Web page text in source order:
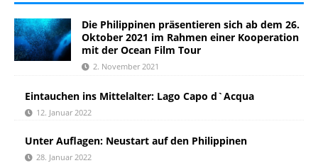
Die Philippinen präsentieren sich ab dem 26.
Oktober 2021 im Rahmen einer Kooperation
mit der Ocean Film Tour
2. November 2021
Eintauchen ins Mittelalter: Lago Capo d`Acqua
12. Januar 2022
Unter Auflagen: Neustart auf den Philippinen
28. Januar 2022